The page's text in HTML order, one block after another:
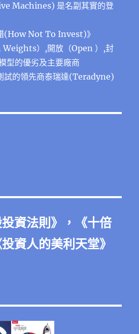
Machines) 是名副其實的登
(How Not To Invest)》
Weights）,開放（Open ）,封
型的優劣及主要廠商
試的領先商泰瑞達(Teradyne)
資法則 》，《十倍
投資人的美利天堂》